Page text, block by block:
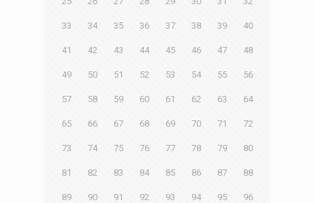
33 34 35 36 37 38 39 40
41 42 43 44 45 46 47 48
49 50 51 52 53 54 55 56
57 58 59 60 61 62 63 64
65 66 67 68 69 70 71 72
73 74 75 76 77 78 79 80
81 82 83 84 85 86 87 88
89 90 91 92 93 94 95 96